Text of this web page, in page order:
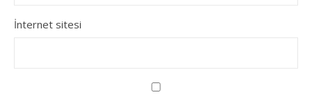
İnternet sitesi